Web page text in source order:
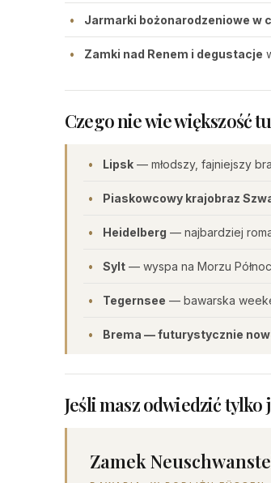
Jarmarki bożonarodzeniowe w
Zamki nad Renem i degustacje
Czego nie wie większość
Lipsk — młodszy, fajniejszy
Piaskowcowy krajobraz
Heidelberg — najbardziej
Sylt — wyspa na Morzu
Tegernsee — bawarska
Brema — futurystycznie
Jeśli masz odwiedzić
Zamek